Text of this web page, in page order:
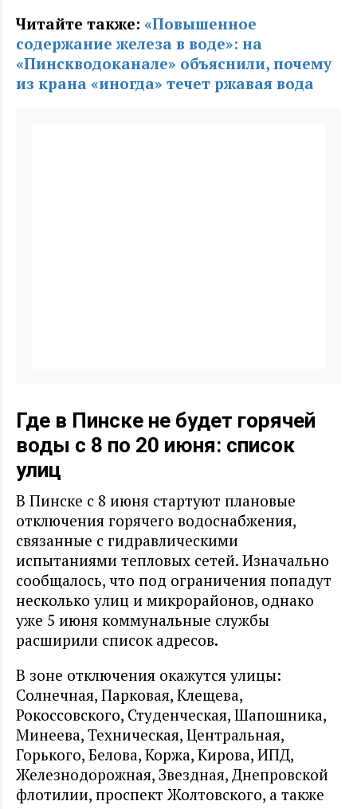
Читайте также: «Повышенное
содержание железа в воде»: на
«Пинскводоканале» объяснили, почему
из крана «иногда» течет ржавая вода
Где в Пинске не будет горячей
воды с 8 по 20 июня: список
улиц
В Пинске с 8 июня стартуют плановые
отключения горячего водоснабжения,
связанные с гидравлическими
испытаниями тепловых сетей. Изначально
сообщалось, что под ограничения попадут
несколько улиц и микрорайонов, однако
уже 5 июня коммунальные службы
расширили список адресов.
В зоне отключения окажутся улицы:
Солнечная, Парковая, Клещева,
Рокоссовского, Студенческая, Шапошника,
Минеева, Техническая, Центральная,
Горького, Белова, Коржа, Кирова, ИПД,
Железнодорожная, Звездная, Днепровской
флотилии, проспект Жолтовского, а также